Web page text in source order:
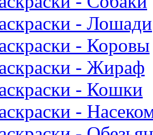
- Лошади
- Коровы
- Жираф
- Кошки
-